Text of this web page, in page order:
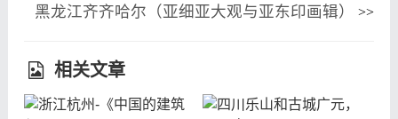
黑龙江齐齐哈尔（亚细亚大观与亚东印画辑）
>>
相关文章